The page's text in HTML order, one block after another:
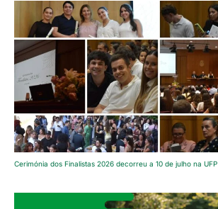
Cerimónia dos Finalistas 2026 decorreu a 10 de julho na UFP